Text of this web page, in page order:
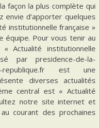
façon la plus complète qui
envie d’apporter quelques
institutionnelle française »
Pour vous tenir au
Actualité institutionnelle
par presidence-de-la-
republique.fr est une
diverses actualités
central est « Actualité
notre site internet et
courant des prochaines